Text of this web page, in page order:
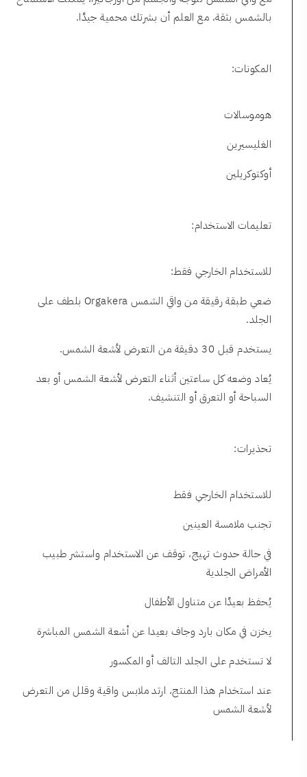
بالشمس بثقة، مع العلم أن بشرتك محمية جيدًا.
المكونات:
هوموسالات
الغليسيرين
أوكتوكريلين
تعليمات الاستخدام:
للاستخدام الخارجي فقط:
ضعي طبقة رقيقة من واقي الشمس Orgakera بلطف على
الجلد.
يستخدم قبل 30 دقيقة من التعرض لأشعة الشمس.
يُعاد وضعه كل ساعتين أثناء التعرض لأشعة الشمس أو بعد
السباحة أو التعرق أو التنشيف.
تحذيرات:
للاستخدام الخارجي فقط
تجنب ملامسة العينين
في حالة حدوث تهيج، توقف عن الاستخدام واستشر طبيب
الأمراض الجلدية
يُحفظ بعيدًا عن متناول الأطفال
يخزن في مكان بارد وجاف بعيدا عن أشعة الشمس المباشرة
لا تستخدم على الجلد التالف أو المكسور
عند استخدام هذا المنتج، ارتد ملابس واقية وقلل من التعرض
لأشعة الشمس